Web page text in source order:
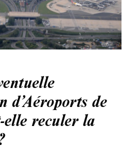
d’Aéroports de
reculer la